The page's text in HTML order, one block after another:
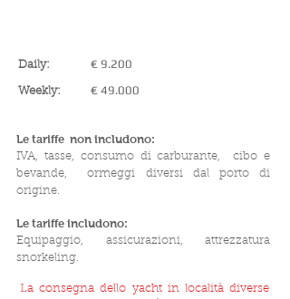
Daily: € 9.200
Weekly: € 49.000
Le tariffe non includono:
IVA, tasse, consumo di carburante,
cibo e
bevande,
ormeggi diversi dal porto di
origine.
Le tariffe includono:
Equipaggio, assicurazioni, attrezzatura
snorkeling.
La consegna dello yacht in località diverse